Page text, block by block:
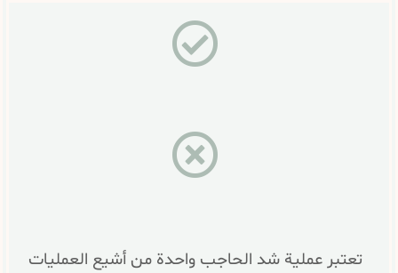
تعتبر عملية شد الحاجب واحدة من أشيع العمليات